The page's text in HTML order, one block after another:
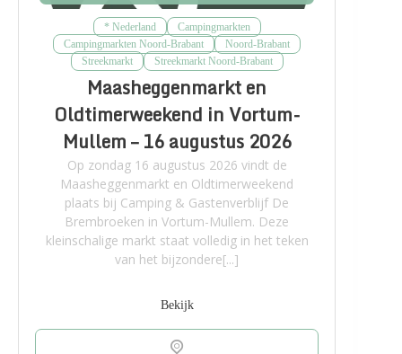
* Nederland
Campingmarkten
Campingmarkten Noord-Brabant
Noord-Brabant
Streekmarkt
Streekmarkt Noord-Brabant
Maasheggenmarkt en
Oldtimerweekend in Vortum-
Mullem – 16 augustus 2026
Op zondag 16 augustus 2026 vindt de
Maasheggenmarkt en Oldtimerweekend
plaats bij Camping & Gastenverblijf De
Brembroeken in Vortum-Mullem. Deze
kleinschalige markt staat volledig in het teken
van het bijzondere[...]
Bekijk